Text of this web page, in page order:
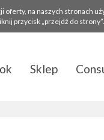
na naszych stronach
przycisk „przejdź do
Sklep